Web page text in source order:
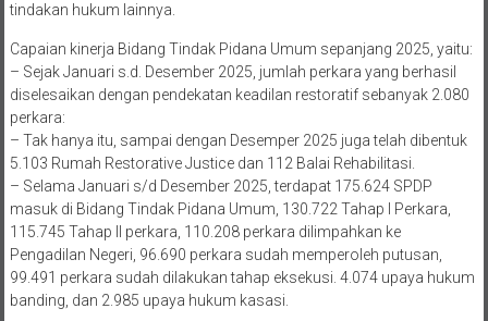
tindakan hukum lainnya.
Capaian kinerja Bidang Tindak Pidana Umum sepanjang 2025, yaitu:
– Sejak Januari s.d. Desember 2025, jumlah perkara yang berhasil
diselesaikan dengan pendekatan keadilan restoratif sebanyak 2.080
perkara:
– Tak hanya itu, sampai dengan Desemper 2025 juga telah dibentuk
5.103 Rumah Restorative Justice dan 112 Balai Rehabilitasi.
– Selama Januari s/d Desember 2025, terdapat 175.624 SPDP
masuk di Bidang Tindak Pidana Umum, 130.722 Tahap I Perkara,
115.745 Tahap II perkara, 110.208 perkara dilimpahkan ke
Pengadilan Negeri, 96.690 perkara sudah memperoleh putusan,
99.491 perkara sudah dilakukan tahap eksekusi. 4.074 upaya hukum
banding, dan 2.985 upaya hukum kasasi.